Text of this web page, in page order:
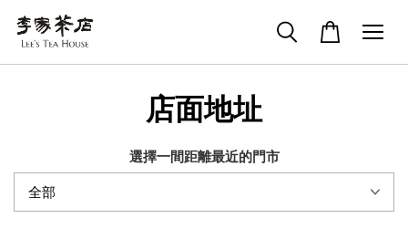
店面地址
選擇一間距離最近的門市